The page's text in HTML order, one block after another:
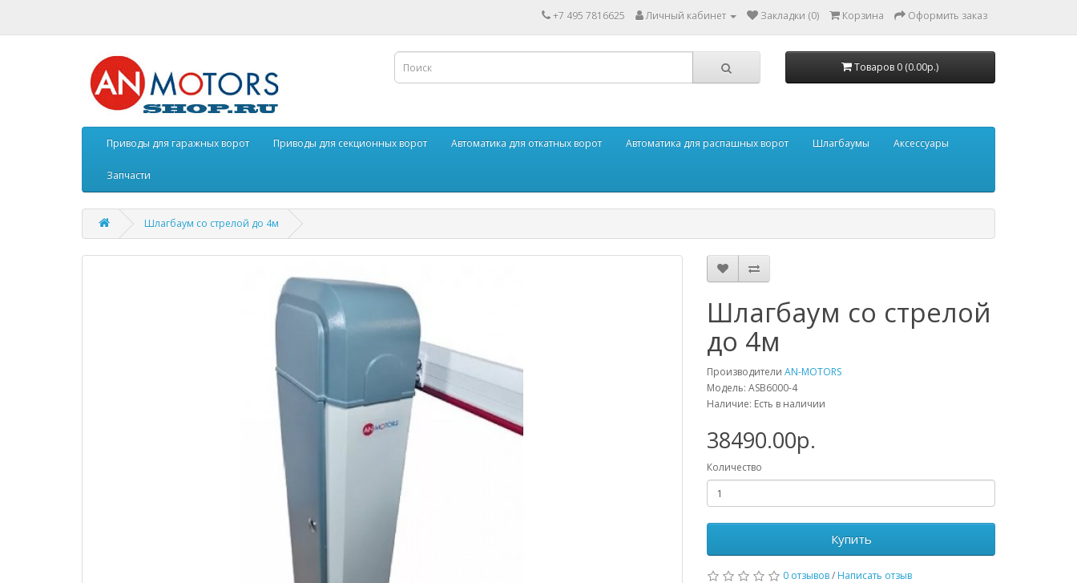
+7 495 7816625 Личный кабинет Закладки (0) Корзина Оформить заказ
Товаров 0 (0.00р.)
Приводы для гаражных ворот Приводы для секционных ворот Автоматика для откатных ворот Автоматика для распашных ворот Шлагбаумы Аксессуары
Запчасти
Шлагбаум со стрелой до 4м
Шлагбаум со стрелой
до 4м
Производители AN-MOTORS
Модель: ASB6000-4
Наличие: Есть в наличии
38490.00р.
Количество
Купить
0 отзывов/ Написать отзыв